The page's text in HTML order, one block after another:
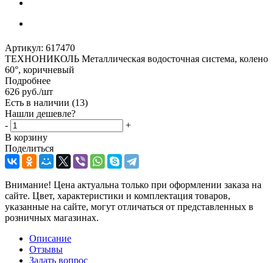
Артикул: 617470
ТЕХНОНИКОЛЬ Металлическая водосточная система, колено
60°, коричневый
Подробнее
626 руб./шт
Есть в наличии (13)
Нашли дешевле?
-
+
В корзину
Поделиться
Внимание! Цена актуальна только при оформлении заказа на
сайте. Цвет, характеристики и комплектация товаров,
указанные на сайте, могут отличаться от представленных в
розничных магазинах.
Описание
Отзывы
Задать вопрос